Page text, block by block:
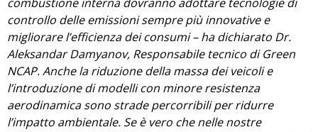
controllo delle emissioni sempre più innovative e
migliorare l’efficienza dei consumi – ha dichiarato Dr.
Aleksandar Damyanov, Responsabile tecnico di Green
NCAP. Anche la riduzione della massa dei veicoli e
l’introduzione di modelli con minore resistenza
aerodinamica sono strade percorribili per ridurre
l’impatto ambientale. Se è vero che nelle nostre